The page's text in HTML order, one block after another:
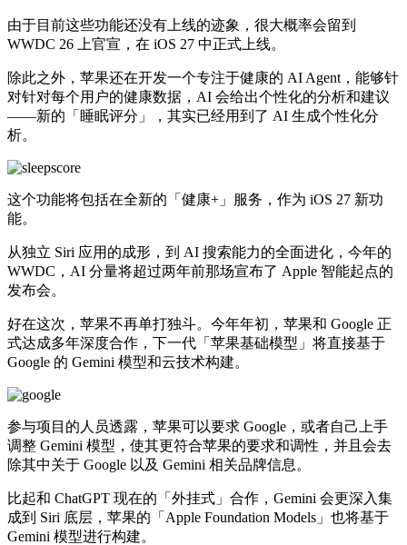
由于目前这些功能还没有上线的迹象，很大概率会留到
WWDC 26 上官宣，在 iOS 27 中正式上线。
除此之外，苹果还在开发一个专注于健康的 AI Agent，能够针
对针对每个用户的健康数据，AI 会给出个性化的分析和建议
——新的「睡眠评分」，其实已经用到了 AI 生成个性化分
析。
这个功能将包括在全新的「健康+」服务，作为 iOS 27 新功
能。
从独立 Siri 应用的成形，到 AI 搜索能力的全面进化，今年的
WWDC，AI 分量将超过两年前那场宣布了 Apple 智能起点的
发布会。
好在这次，苹果不再单打独斗。今年年初，苹果和 Google 正
式达成多年深度合作，下一代「苹果基础模型」将直接基于
Google 的 Gemini 模型和云技术构建。
参与项目的人员透露，苹果可以要求 Google，或者自己上手
调整 Gemini 模型，使其更符合苹果的要求和调性，并且会去
除其中关于 Google 以及 Gemini 相关品牌信息。
比起和 ChatGPT 现在的「外挂式」合作，Gemini 会更深入集
成到 Siri 底层，苹果的「Apple Foundation Models」也将基于
Gemini 模型进行构建。